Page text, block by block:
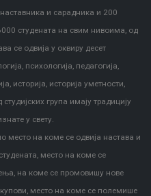
и сарадника и 200
студената на свим нивоима, од
се одвија у оквиру десет
психологија, педагогија,
историја, историја уметности,
група имају традицију
у свету.
место на коме се одвија настава и
место на коме се
на коме се промовишу нове
место на коме се полемише